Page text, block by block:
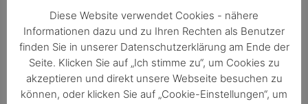
Kalibrierung,
Zubehör oder
Technik
haben, wir
helfen gerne
Lifetime
Support
10 Jahre
Reparatur-
Diese Website verwendet Cookies - nähere
Informationen dazu und zu Ihren Rechten als Benutzer
finden Sie in unserer Datenschutzerklärung am Ende der
Seite. Klicken Sie auf „Ich stimme zu“, um Cookies zu
akzeptieren und direkt unsere Webseite besuchen zu
können, oder klicken Sie auf „Cookie-Einstellungen“, um